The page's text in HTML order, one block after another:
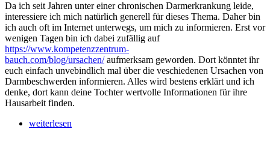
Da ich seit Jahren unter einer chronischen Darmerkrankung leide,
interessiere ich mich natürlich generell für dieses Thema. Daher bin
ich auch oft im Internet unterwegs, um mich zu informieren. Erst vor
wenigen Tagen bin ich dabei zufällig auf
https://www.kompetenzzentrum-
bauch.com/blog/ursachen/aufmerksam geworden. Dort könntet ihr
euch einfach unvebindlich mal über die veschiedenen Ursachen von
Darmbeschwerden informieren. Alles wird bestens erklärt und ich
denke, dort kann deine Tochter wertvolle Informationen für ihre
Hausarbeit finden.
weiterlesen